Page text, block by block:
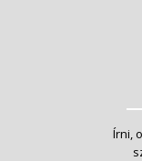
Írni,